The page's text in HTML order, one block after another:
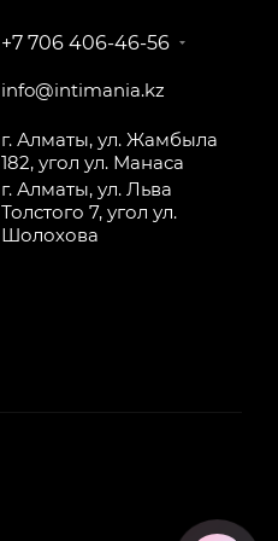
+7 706 406-46-56
info@intimania.kz
г. Алматы, ул. Жамбыла
182, угол ул. Манаса
г. Алматы, ул. Льва
Толстого 7, угол ул.
Шолохова